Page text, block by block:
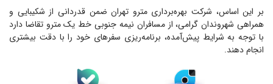
بر این اساس، شرکت بهره‌برداری مترو تهران ضمن قدردانی از شکیبایی و
همراهی شهروندان گرامی، از مسافران نیمه جنوبی خط یک مترو تقاضا دارد
با توجه به شرایط پیش‌آمده، برنامه‌ریزی سفر‌های خود را با دقت بیشتری
انجام دهند.